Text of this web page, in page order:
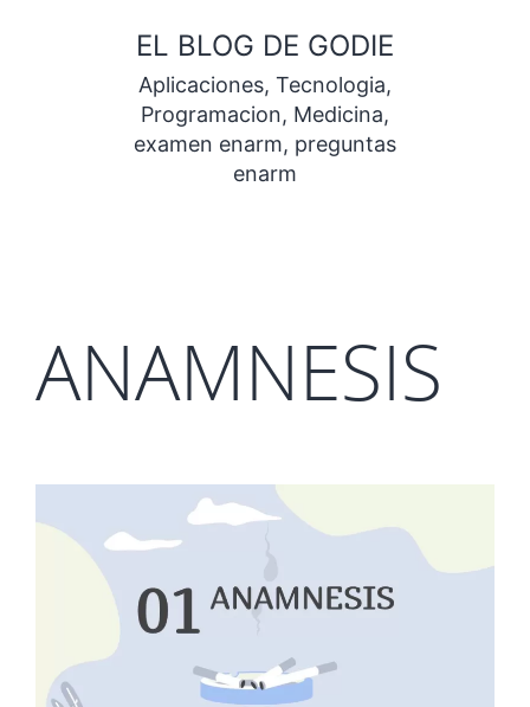
contenido
EL BLOG DE GODIE
Aplicaciones, Tecnologia,
Programacion, Medicina,
examen enarm, preguntas
enarm
ANAMNESIS